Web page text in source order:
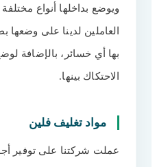
ويوضع بداخلها أنواع
العاملين لدينا على وضعها
بها أي خسائر، بالإضافة
الاحتكاك بينها.
مواد تغليف فلين
عملت شركتنا على توفير